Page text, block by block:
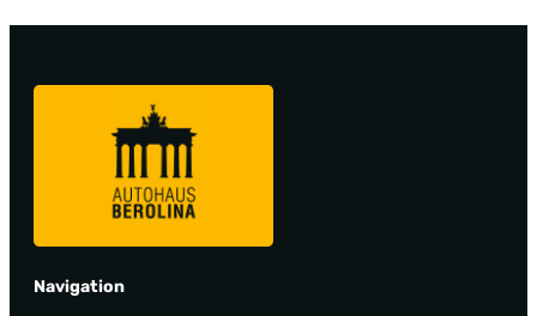
Navigation